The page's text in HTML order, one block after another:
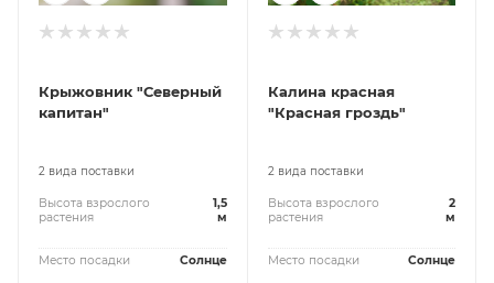
Крыжовник "Северный
капитан"
2 вида поставки
Высота взрослого
растения
1,5
м
Место посадки Солнце
Калина красная
"Красная гроздь"
2 вида поставки
Высота взрослого
растения
2
м
Место посадки Солнце